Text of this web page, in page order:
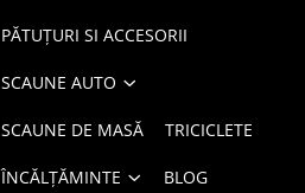
PĂTUȚURI SI ACCESORII
SCAUNE AUTO
SCAUNE DE MASĂ TRICICLETE
ÎNCĂLȚĂMINTE BLOG